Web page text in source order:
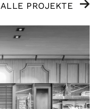
ALLE PROJEKTE